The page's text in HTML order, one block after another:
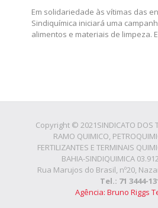
Em solidariedade às vítimas das
Sindiquímica iniciará uma
alimentos e materiais de limpeza.
Copyright © 2021SINDICATO DOS
RAMO QUIMICO,
FERTILIZANTES E TERMINAIS
BAHIA-SINDIQUIMICA
Rua Marujos do Brasil, nº20,
Tel.: 71 3444-
Agência: Bruno Riggs